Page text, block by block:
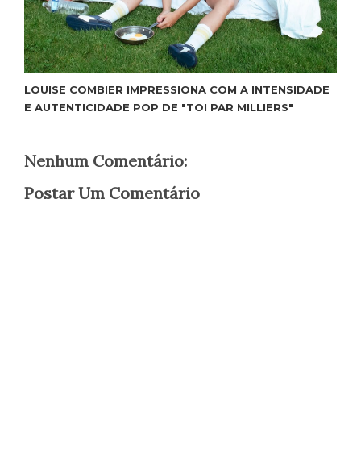
LOUISE COMBIER IMPRESSIONA COM A INTENSIDADE
E AUTENTICIDADE POP DE "TOI PAR MILLIERS"
Nenhum Comentário:
Postar Um Comentário